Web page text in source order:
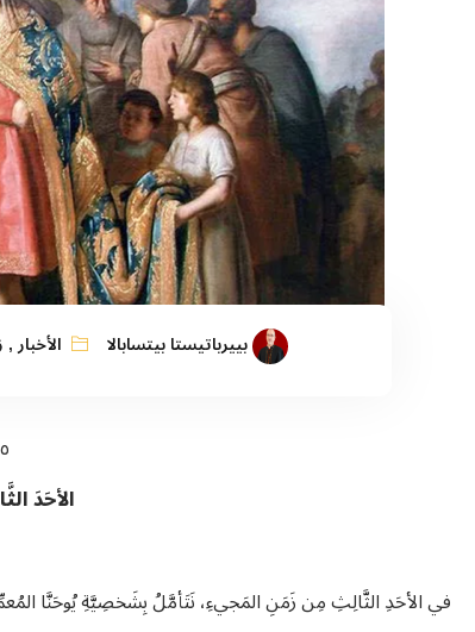
بييرباتيستا بيتسابالا الأخبار,
١٥
الأحَدَ
في الأحَدِ الثَّالِثِ مِن زَمَنِ المَجيءِ، نَتَأمَّلُ بِشَخصِيَّةِ يُوحَنَّا